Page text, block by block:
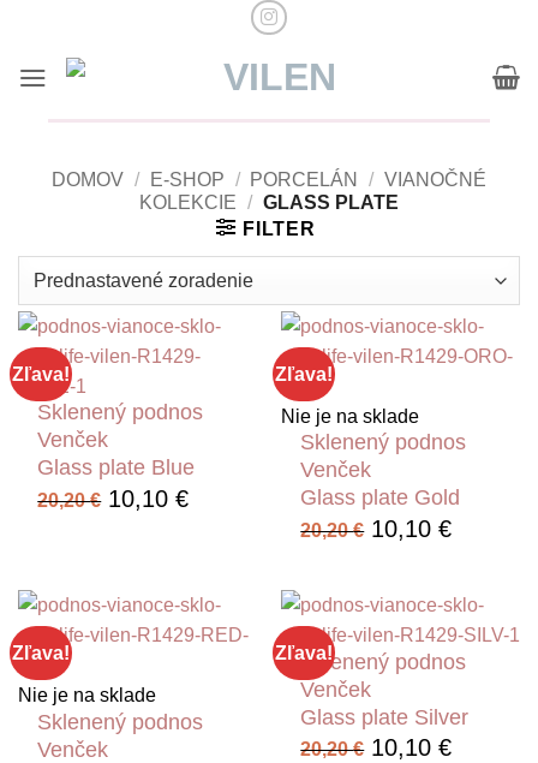
content
DOMOV / E-SHOP / PORCELÁN / VIANOČNÉ
KOLEKCIE / GLASS PLATE
FILTER
Zľava!
Sklenený podnos
Venček
Glass plate Blue
20,20€ Pôvodná
10,10€Aktuálna
Zľava!
Nie je na sklade
Sklenený podnos
Venček
Glass plate Gold
20,20€ Pôvodná
20,20 €.
10,10€
10,10 €.
Zľava!
Nie je na sklade
Sklenený podnos
Venček
Zľava!
Sklenený podnos
Venček
Glass plate Silver
20,20€ Pôvodná
10,10€